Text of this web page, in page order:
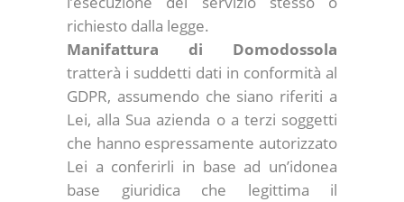
richiesto dalla legge.
Manifattura di Domodossola
tratterà i suddetti dati in conformità al
GDPR, assumendo che siano riferiti a
Lei, alla Sua azienda o a terzi soggetti
che hanno espressamente autorizzato
Lei a conferirli in base ad un’idonea
base giuridica che legittima il